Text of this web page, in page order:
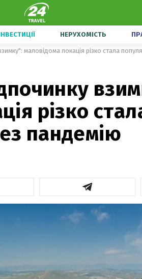
НЕРУХОМІСТЬ
маловідома локація різко стала
різко
пандемію